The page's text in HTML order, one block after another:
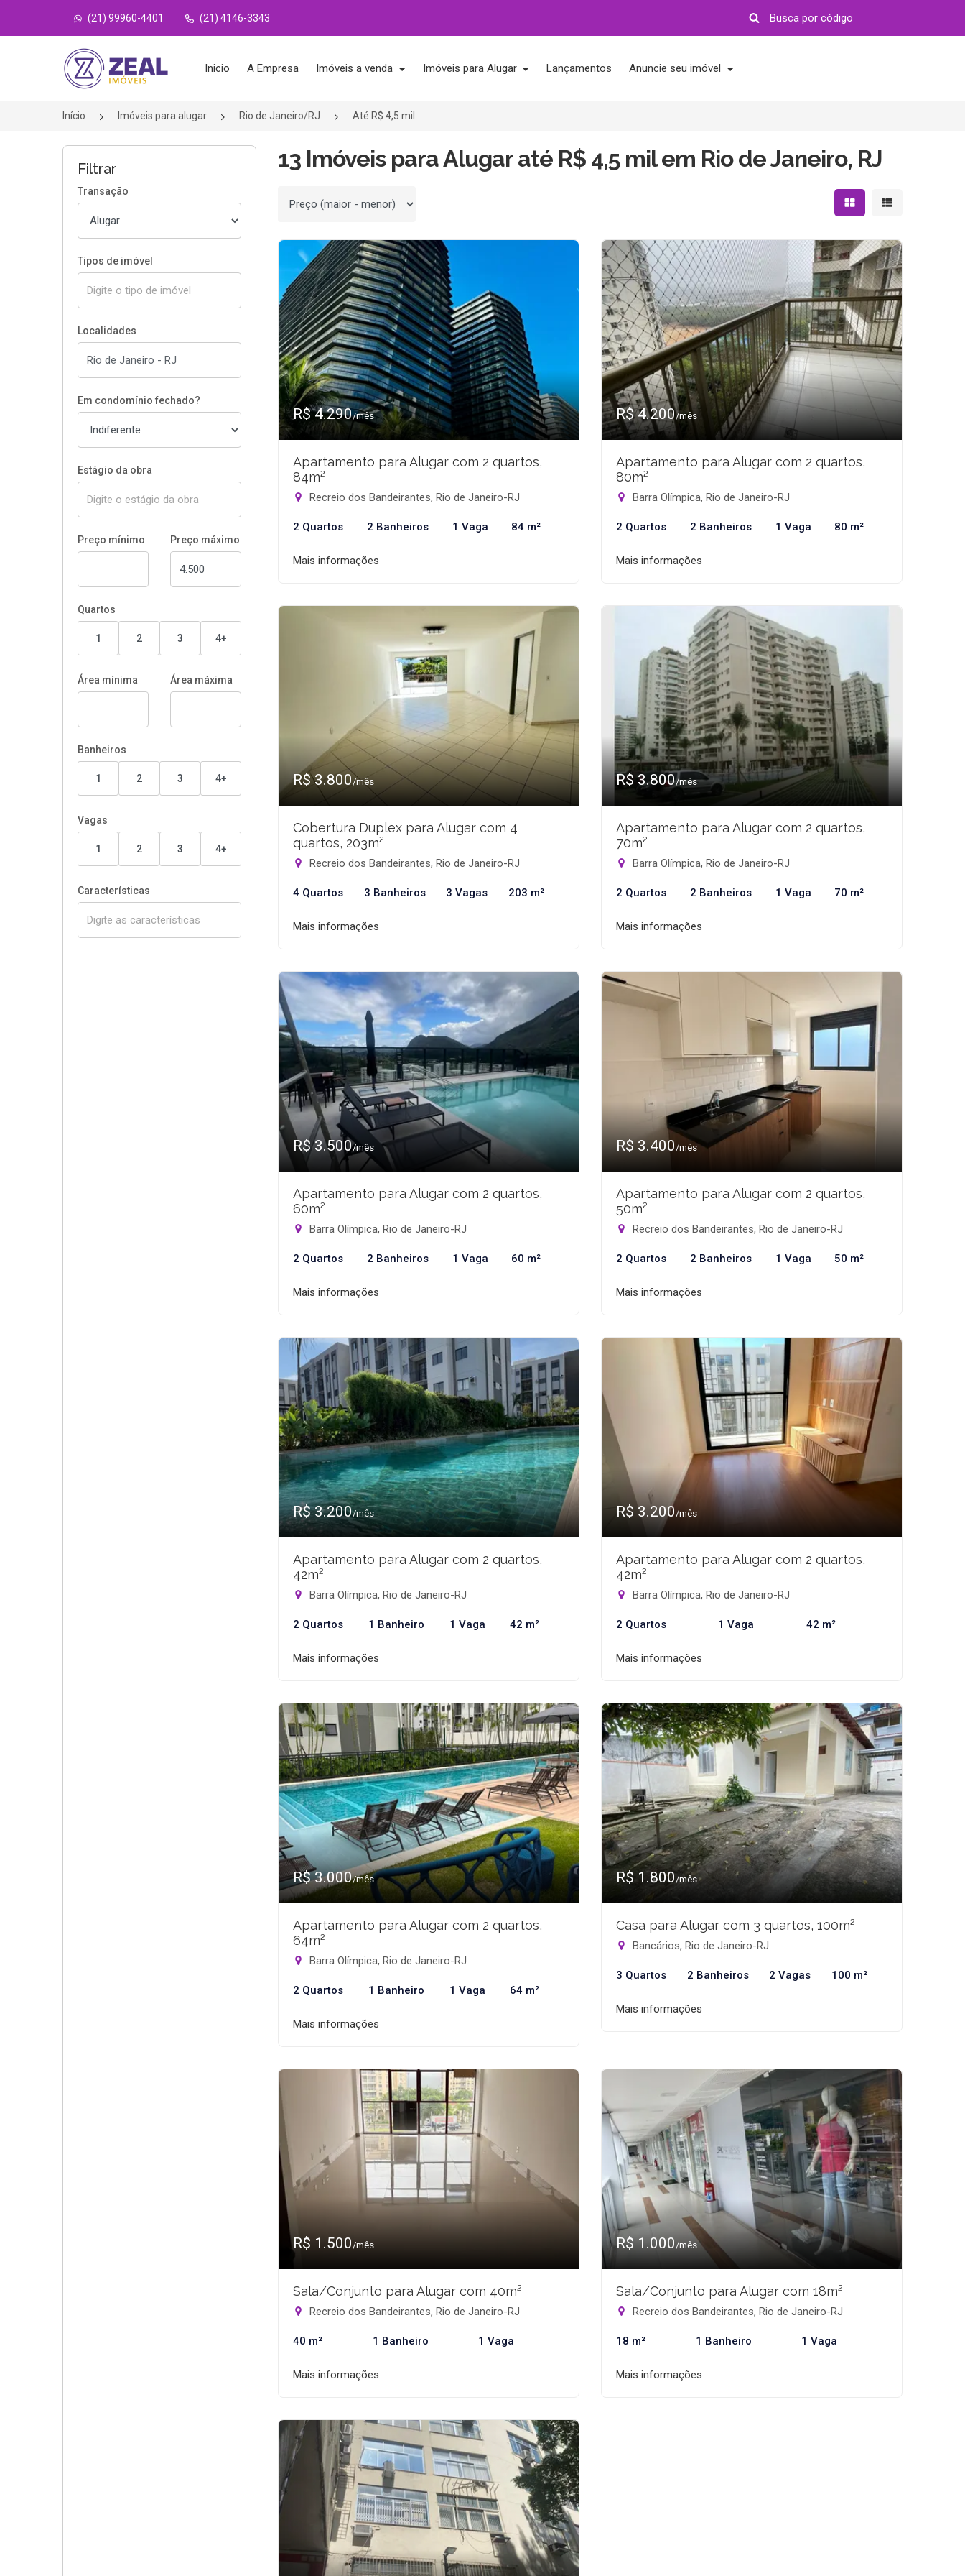
(21) 99960-4401 (21) 4146-3343
Página inicial
Inicio A Empresa Imóveis a venda Imóveis para Alugar Lançamentos Anuncie seu imóvel
Início Imóveis para alugar Rio de Janeiro/RJ Até R$ 4,5 mil
Filtrar
Transação
Tipos de imóvel
Localidades
Em condomínio fechado?
Estágio da obra
Preço mínimo Preço máximo
Quartos
1 2 3 4+
Área mínima Área máxima
Banheiros
1 2 3 4+
Vagas
1 2 3 4+
Características
13 Imóveis para Alugar até R$ 4,5 mil em Rio de Janeiro, RJ
Ordenar por Mostrar resultados em
Mostrar
R$ 4.290/mês
Apartamento para Alugar com 2 quartos,
84m²
Recreio dos Bandeirantes, Rio de Janeiro-RJ
2 Quartos 2 Banheiros 1 Vaga 84 m²
Mais informações
R$ 4.200/mês
Apartamento para Alugar com 2 quartos,
80m²
Barra Olímpica, Rio de Janeiro-RJ
2 Quartos 2 Banheiros 1 Vaga 80 m²
Mais informações
R$ 3.800/mês
Cobertura Duplex para Alugar com 4
quartos, 203m²
Recreio dos Bandeirantes, Rio de Janeiro-RJ
4 Quartos 3 Banheiros 3 Vagas 203 m²
Mais informações
R$ 3.800/mês
Apartamento para Alugar com 2 quartos,
70m²
Barra Olímpica, Rio de Janeiro-RJ
2 Quartos 2 Banheiros 1 Vaga 70 m²
Mais informações
R$ 3.500/mês
Apartamento para Alugar com 2 quartos,
60m²
Barra Olímpica, Rio de Janeiro-RJ
2 Quartos 2 Banheiros 1 Vaga 60 m²
Mais informações
R$ 3.400/mês
Apartamento para Alugar com 2 quartos,
50m²
Recreio dos Bandeirantes, Rio de Janeiro-RJ
2 Quartos 2 Banheiros 1 Vaga 50 m²
Mais informações
R$ 3.200/mês
Apartamento para Alugar com 2 quartos,
42m²
Barra Olímpica, Rio de Janeiro-RJ
2 Quartos 1 Banheiro 1 Vaga 42 m²
Mais informações
R$ 3.200/mês
Apartamento para Alugar com 2 quartos,
42m²
Barra Olímpica, Rio de Janeiro-RJ
2 Quartos 1 Vaga 42 m²
Mais informações
R$ 3.000/mês
Apartamento para Alugar com 2 quartos,
64m²
Barra Olímpica, Rio de Janeiro-RJ
2 Quartos 1 Banheiro 1 Vaga 64 m²
Mais informações
R$ 1.800/mês
Casa para Alugar com 3 quartos, 100m²
Bancários, Rio de Janeiro-RJ
3 Quartos 2 Banheiros 2 Vagas 100 m²
Mais informações
R$ 1.500/mês
Sala/Conjunto para Alugar com 40m²
Recreio dos Bandeirantes, Rio de Janeiro-RJ
40 m² 1 Banheiro 1 Vaga
Mais informações
R$ 1.000/mês
Sala/Conjunto para Alugar com 18m²
Recreio dos Bandeirantes, Rio de Janeiro-RJ
18 m² 1 Banheiro 1 Vaga
Mais informações